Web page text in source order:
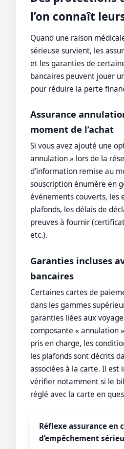
l’on connaît
Quand une raison
sérieuse survient, les
et les garanties de
bancaires peuvent jouer
pour réduire la perte
Assurance
moment de l’achat
Si vous avez ajouté une
annulation » lors de la
d’information remise au
souscription énumère en
événements couverts, les
plafonds, les délais de
preuves à fournir
etc.).
Garanties incluses
bancaires
Certaines cartes de
dans les gammes
garanties liées aux
composante « annulation
pris en charge, les
les plafonds sont décrits
associées à la carte. Il est
vérifier notamment si le
réglé avec la carte en
Réflexe assurance en
d’empêchement